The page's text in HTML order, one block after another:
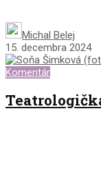
Michal Belej
15. decembra 2024
Komentár